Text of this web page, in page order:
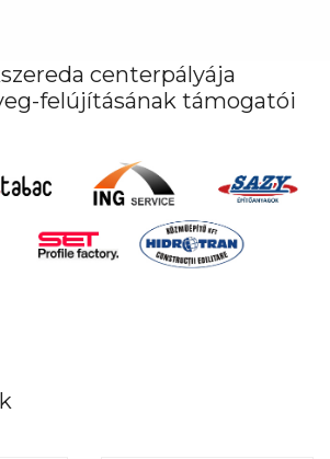
centerpályája
felújításának támogatói